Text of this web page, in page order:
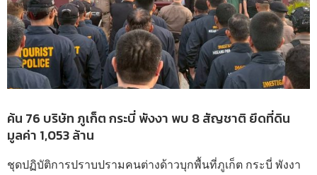
ค้น 76 บริษัท ภูเก็ต กระบี่ พังงา พบ 8 สัญชาติ ยึดที่ดิน
มูลค่า 1,053 ล้าน
ชุดปฏิบัติการปราบปรามคนต่างด้าวบุกพื้นที่ภูเก็ต กระบี่ พังงา